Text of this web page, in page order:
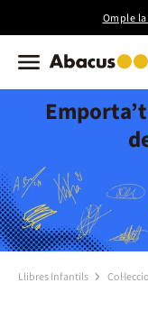
Omple
Llibres Infantils